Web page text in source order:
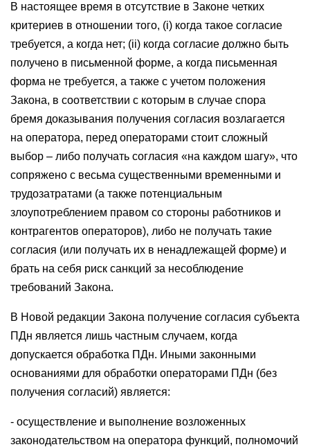
В настоящее время в отсутствие в Законе четких
критериев в отношении того, (i) когда такое согласие
требуется, а когда нет; (ii) когда согласие должно быть
получено в письменной форме, а когда письменная
форма не требуется, а также с учетом положения
Закона, в соответствии с которым в случае спора
бремя доказывания получения согласия возлагается
на оператора, перед операторами стоит сложный
выбор – либо получать согласия «на каждом шагу», что
сопряжено с весьма существенными временными и
трудозатратами (а также потенциальным
злоупотреблением правом со стороны работников и
контрагентов операторов), либо не получать такие
согласия (или получать их в ненадлежащей форме) и
брать на себя риск санкций за несоблюдение
требований Закона.
В Новой редакции Закона получение согласия субъекта
ПДн является лишь частным случаем, когда
допускается обработка ПДн. Иными законными
основаниями для обработки операторами ПДн (без
получения согласий) является:
- осуществление и выполнение возложенных
законодательством на оператора функций, полномочий